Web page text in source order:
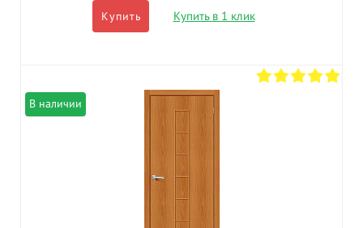
Купить Купить в 1 клик
В наличии